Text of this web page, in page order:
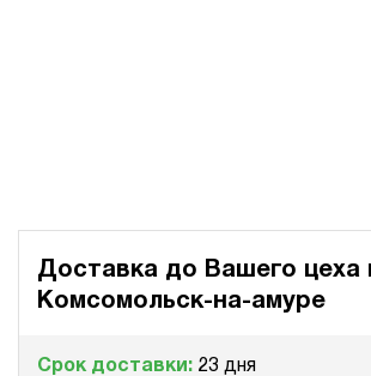
Доставка до Вашего цеха
Комсомольск-на-амуре
Срок доставки: 23 дня